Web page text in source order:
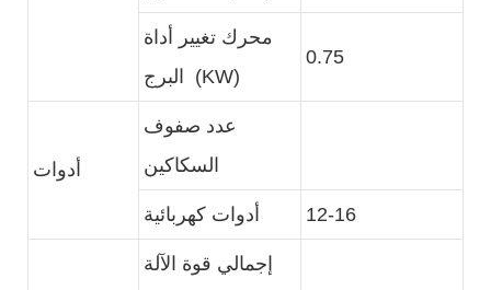
محرك تغيير أداة
البرج (KW)
0.75
أدوات
عدد صفوف
السكاكين
أدوات كهربائية 12-16
إجمالي قوة الآلة